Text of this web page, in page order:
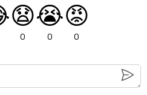
😧
0
😭
0
😡
0